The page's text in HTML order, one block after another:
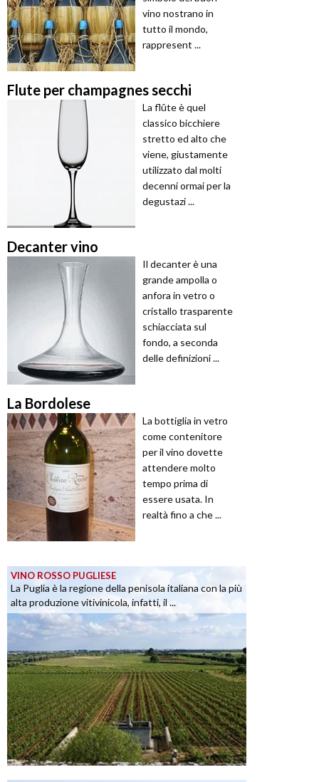
vino nostrano in
tutto il mondo,
rappresent ...
Flute per champagnes secchi
La flûte è quel
classico bicchiere
stretto ed alto che
viene, giustamente
utilizzato dal molti
decenni ormai per la
degustazi ...
Decanter vino
Il decanter è una
grande ampolla o
anfora in vetro o
cristallo trasparente
schiacciata sul
fondo, a seconda
delle definizioni ...
La Bordolese
La bottiglia in vetro
come contenitore
per il vino dovette
attendere molto
tempo prima di
essere usata. In
realtà fino a che ...
VINO ROSSO PUGLIESE
La Puglia è la regione della penisola italiana con la più
alta produzione vitivinicola, infatti, il ...